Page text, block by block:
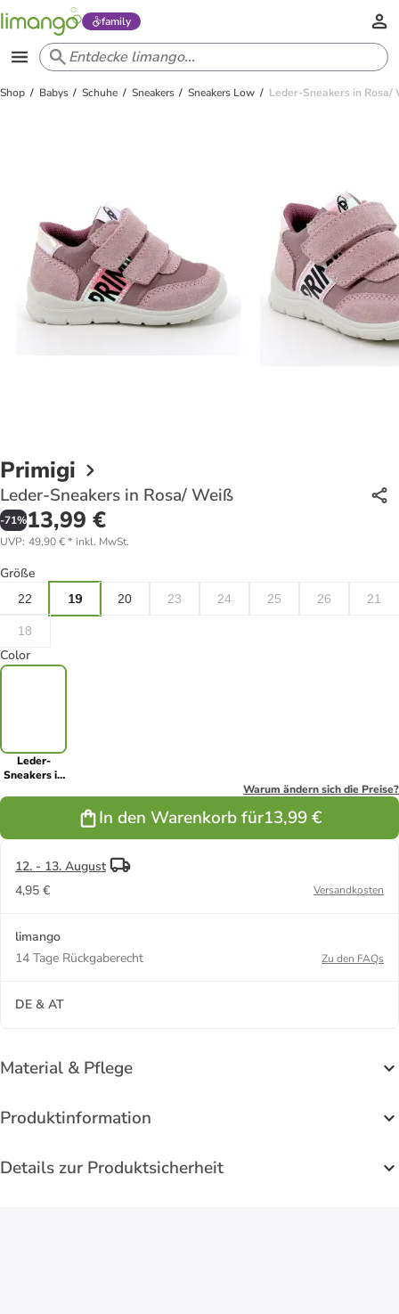
family
Shop Babys Schuhe Sneakers Sneakers Low Leder-Sneakers in Rosa/
Primigi
Leder-Sneakers in Rosa/ Weiß
-71%13,99 €
UVP: 49,90 €* inkl. MwSt.
Größe
22 19 20 23 24 25 26 21
18
Color
Leder-
Sneakers in
Warum ändern sich die Preise?
In den Warenkorb für13,99 €
12. - 13. August
4,95 €
Versandkosten
limango
14 Tage Rückgaberecht
Zu den FAQs
DE & AT
Material & Pflege
Produktinformation
Details zur Produktsicherheit